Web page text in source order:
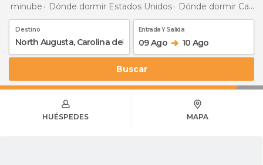
minube Dónde dormir Estados Unidos Dónde dormir Carolina del Sur
Destino Entrada Y Salida
09 Ago 10 Ago
Buscar
HUÉSPEDES MAPA